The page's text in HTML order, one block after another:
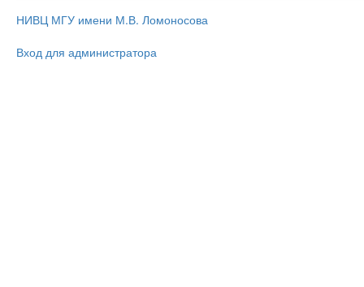
НИВЦ МГУ имени М.В. Ломоносова
Вход для администратора